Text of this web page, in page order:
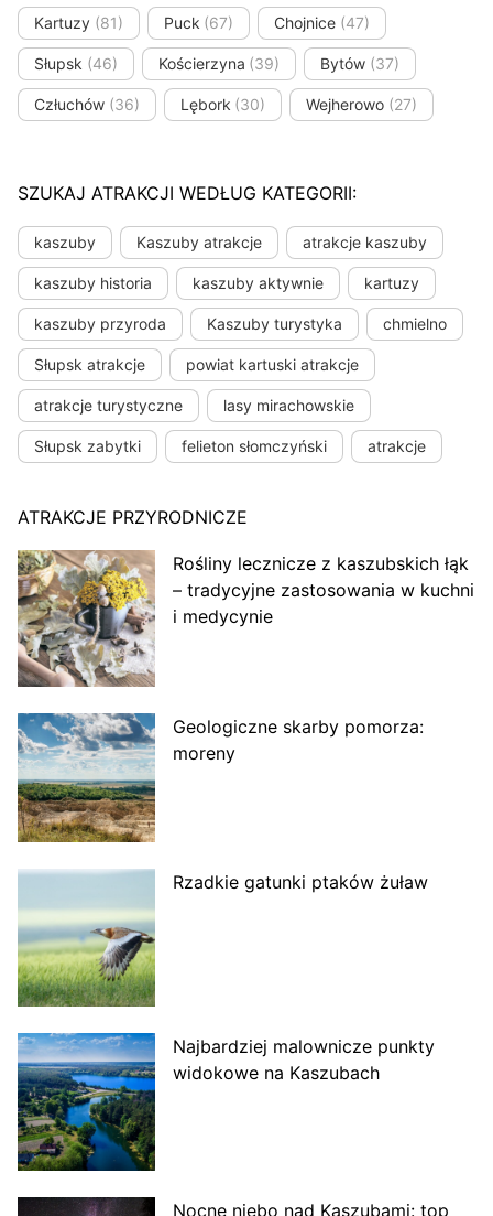
Kartuzy (81) Puck (67) Chojnice (47)
Słupsk (46) Kościerzyna (39) Bytów (37)
Człuchów (36) Lębork (30) Wejherowo (27)
SZUKAJ ATRAKCJI WEDŁUG KATEGORII:
kaszuby Kaszuby atrakcje atrakcje kaszuby
kaszuby historia kaszuby aktywnie kartuzy
kaszuby przyroda Kaszuby turystyka chmielno
Słupsk atrakcje powiat kartuski atrakcje
atrakcje turystyczne lasy mirachowskie
Słupsk zabytki felieton słomczyński atrakcje
ATRAKCJE PRZYRODNICZE
Rośliny lecznicze z kaszubskich łąk
– tradycyjne zastosowania w kuchni
i medycynie
Geologiczne skarby pomorza:
moreny
Rzadkie gatunki ptaków żuław
Najbardziej malownicze punkty
widokowe na Kaszubach
Nocne niebo nad Kaszubami: top